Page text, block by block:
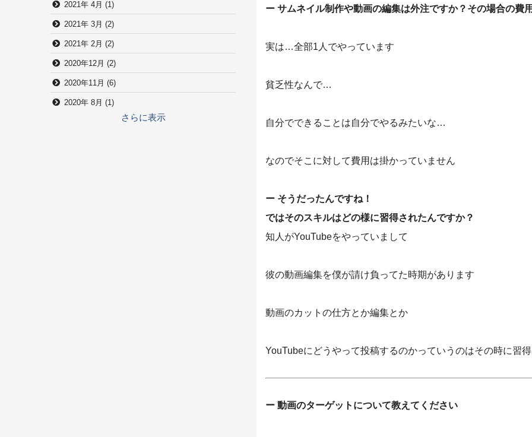
ー サムネイル制作や動画の編集は外注ですか？その場合の費
実は…全部1人でやっています
貧乏性なんで…
自分でできることは自分でやるみたいな…
なのでそこに対して費用は掛かっていません
ー そうだったんですね！
ではそのスキルはどの様に習得されたんですか？
知人がYouTubeをやっていまして
彼の動画編集を僕が請け負ってた時期があります
動画のカットの仕方とか編集とか
YouTubeにどうやって投稿するのかっていうのはその時に習
ー 動画のターゲットについて教えてください
2021年 4月 (1)
2021年 3月 (2)
2021年 2月 (2)
2020年12月 (2)
2020年11月 (6)
2020年 8月 (1)
さらに表示